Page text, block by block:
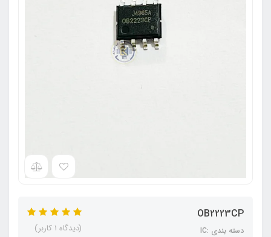
OB2223CP
دسته بندی :IC (دیدگاه 1 کاربر)